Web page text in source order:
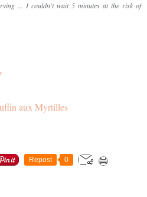
... I couldn't wait 5 minutes at the risk of
Repost 0